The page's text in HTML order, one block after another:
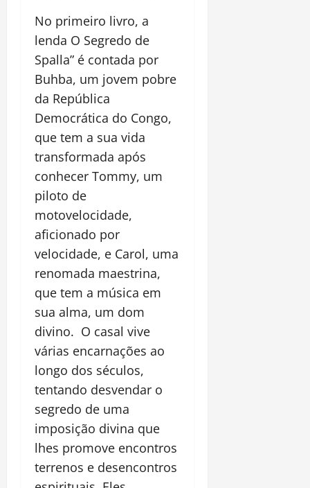
No primeiro livro, a
lenda O Segredo de
Spalla” é contada por
Buhba, um jovem pobre
da República
Democrática do Congo,
que tem a sua vida
transformada após
conhecer Tommy, um
piloto de
motovelocidade,
aficionado por
velocidade, e Carol, uma
renomada maestrina,
que tem a música em
sua alma, um dom
divino. O casal vive
várias encarnações ao
longo dos séculos,
tentando desvendar o
segredo de uma
imposição divina que
lhes promove encontros
terrenos e desencontros